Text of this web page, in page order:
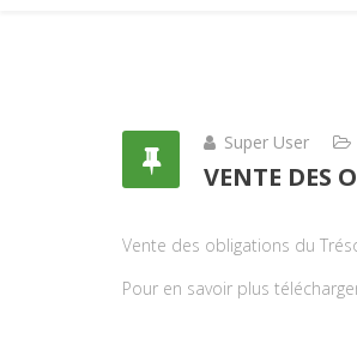
Super User
VENTE DES
Vente des obligations du
Pour en savoir plus